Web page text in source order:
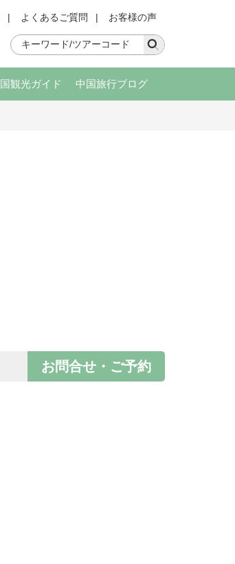
| よくあるご質問 | お客様の声
観光ガイド 中国旅行ブログ
お問合せ・ご予約